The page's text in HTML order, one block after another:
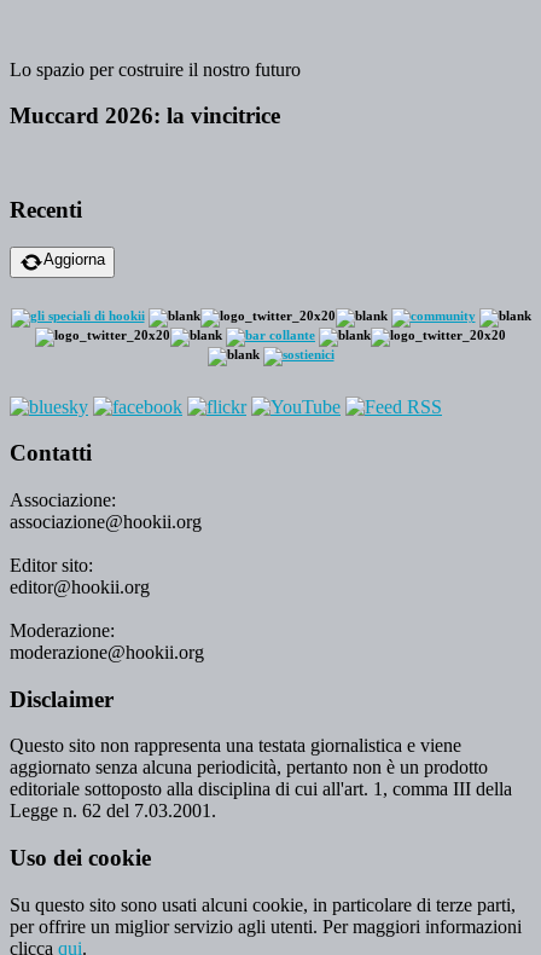
Lo spazio per costruire il nostro futuro
Muccard 2026: la vincitrice
Recenti
Aggiorna
Contatti
Associazione:
associazione@hookii.org
Editor sito:
editor@hookii.org
Moderazione:
moderazione@hookii.org
Disclaimer
Questo sito non rappresenta una testata giornalistica e viene
aggiornato senza alcuna periodicità, pertanto non è un prodotto
editoriale sottoposto alla disciplina di cui all'art. 1, comma III della
Legge n. 62 del 7.03.2001.
Uso dei cookie
Su questo sito sono usati alcuni cookie, in particolare di terze parti,
per offrire un miglior servizio agli utenti. Per maggiori informazioni
clicca qui.